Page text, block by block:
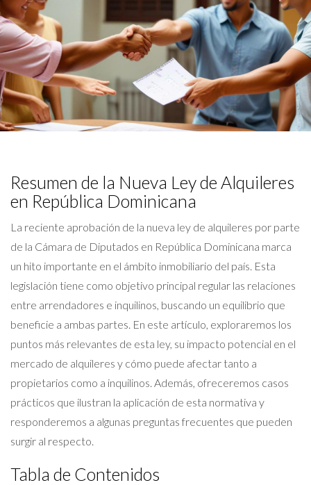
Resumen de la Nueva Ley de Alquileres
en República Dominicana
La reciente aprobación de la nueva ley de alquileres por parte
de la Cámara de Diputados en República Dominicana marca
un hito importante en el ámbito inmobiliario del país. Esta
legislación tiene como objetivo principal regular las relaciones
entre arrendadores e inquilinos, buscando un equilibrio que
beneficie a ambas partes. En este artículo, exploraremos los
puntos más relevantes de esta ley, su impacto potencial en el
mercado de alquileres y cómo puede afectar tanto a
propietarios como a inquilinos. Además, ofreceremos casos
prácticos que ilustran la aplicación de esta normativa y
responderemos a algunas preguntas frecuentes que pueden
surgir al respecto.
Tabla de Contenidos